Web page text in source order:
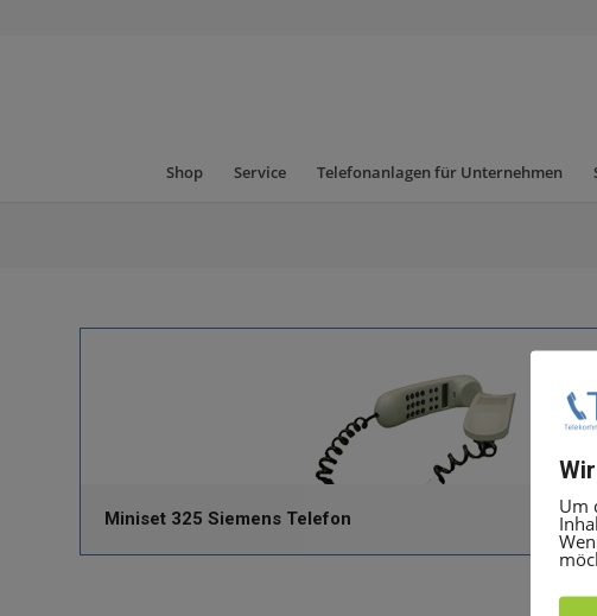
Shop Service Telefonanlagen für Unternehmen
Miniset 325 Siemens Telefon
Um